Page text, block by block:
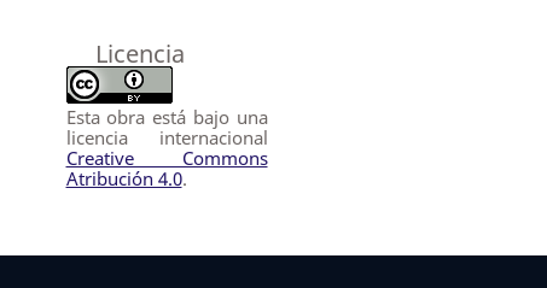
Licencia
Esta obra está bajo una
licencia internacional
Creative Commons
Atribución 4.0.